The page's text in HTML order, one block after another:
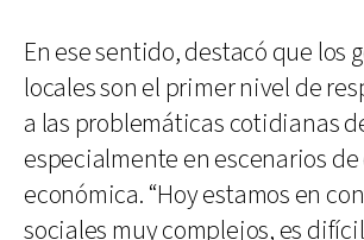
En ese sentido, destacó que los
locales son el primer nivel de
a las problemáticas cotidianas
especialmente en escenarios
económica. “Hoy estamos en
sociales muy complejos, es